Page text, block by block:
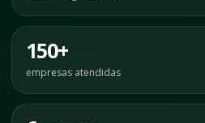
150+
empresas atendidas